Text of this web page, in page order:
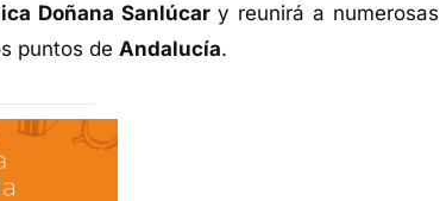
Doñana Sanlúcary reunirá a numerosas
puntos de Andalucía.